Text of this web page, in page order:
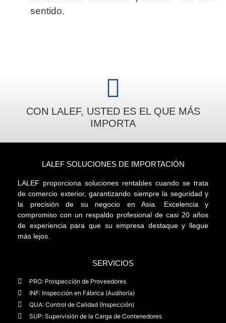
sentido.
CON LALEF, USTED ES EL QUE MÁS
IMPORTA
LALEF SOLUCIONES DE IMPORTACIÓN
LALEF proporciona soluciones rentables cuando se trata
de comercio exterior, garantizando siempre la seguridad y
la precisión de su negocio en Asia. Excelencia y
compromiso con un respaldo profesional de casi 20 años
de experiencia para que su empresa destaque y llegue
más lejos.
SERVICIOS
PRO: Prospección de Proveedores
INF: Inspección en Fábrica (Auditoría)
QUA: Control de Calidad (Inspección)
SUP: Supervisión de la Carga de Contenedores